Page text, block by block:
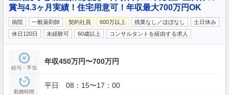
賞与4.3ヶ月実績！住宅用意可！年収最大700万円OK
病院 一般薬剤師 契約社員 600万以上 残業なし／ほぼなし
土日休み
休日120日
未経験可 60歳以上 コンサルタントを経由する求人
給与・手当
年収450万円〜700万円
勤務時間
平日 08：15〜17：00